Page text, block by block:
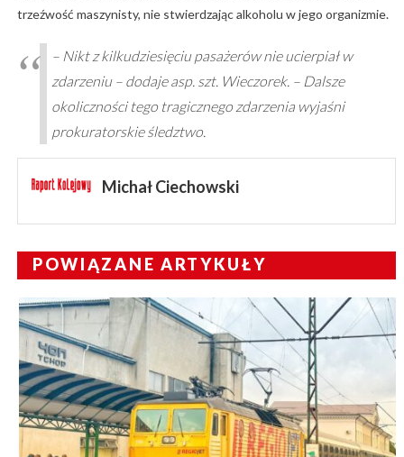
trzeźwość maszynisty, nie stwierdzając alkoholu w jego organizmie.
– Nikt z kilkudziesięciu pasażerów nie ucierpiał w
zdarzeniu – dodaje asp. szt. Wieczorek. – Dalsze
okoliczności tego tragicznego zdarzenia wyjaśni
prokuratorskie śledztwo.
Michał Ciechowski
POWIĄZANE ARTYKUŁY